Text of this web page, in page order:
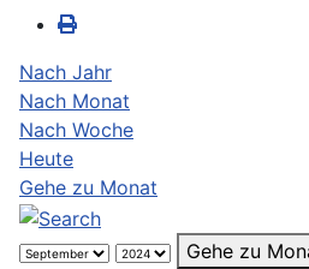
Nach Jahr
Nach Monat
Nach Woche
Heute
Gehe zu Monat
Gehe zu